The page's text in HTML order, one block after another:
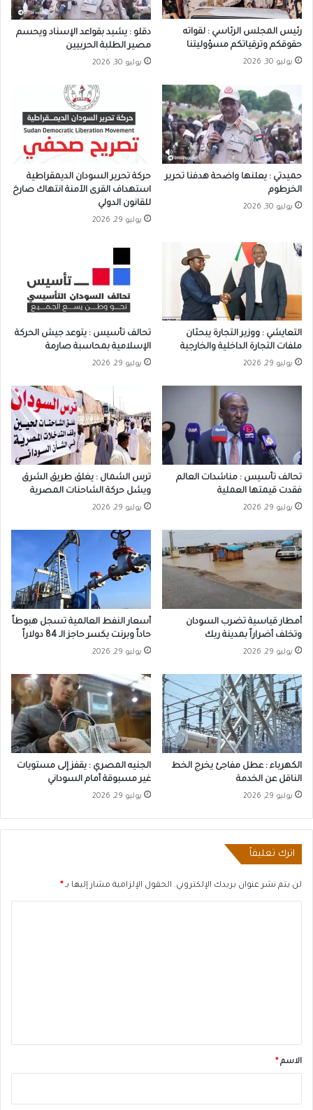
رئيس المجلس الرئاسي : لقواته
حقوقكم وترقياتكم مسؤوليتنا
يوليو 30, 2026
دقلو : يشيد بقواعد الإسناد ويحسم
مصير الطلبة الحربيين
يوليو 30, 2026
حميدتي : يعلنها واضحة هدفنا تحرير
الخرطوم
يوليو 30, 2026
حركة تحرير السودان الديمقراطية
استهداف القرى الآمنة انتهاك صارخ
للقانون الدولي
يوليو 29, 2026
التعايشي : ووزير التجارة يبحثان
ملفات التجارة الداخلية والخارجية
يوليو 29, 2026
تحالف تأسيس : يتوعد جيش الحركة
الإسلامية بمحاسبة صارمة
يوليو 29, 2026
تحالف تأسيس : مناشدات العالم
فقدت قيمتها العملية
يوليو 29, 2026
ترس الشمال : يغلق طريق الشرق
ويشل حركة الشاحنات المصرية
يوليو 29, 2026
أمطار قياسية تضرب السودان
وتخلف أضراراً بمدينة ربك
يوليو 29, 2026
أسعار النفط العالمية تسجل هبوطاً
حاداً وبرنت يكسر حاجز الـ 84 دولاراً
يوليو 29, 2026
الكهرباء : عطل مفاجئ يخرج الخط
الناقل عن الخدمة
يوليو 29, 2026
الجنيه المصري : يقفز إلى مستويات
غير مسبوقة أمام السوداني
يوليو 29, 2026
اترك تعليقاً
لن يتم نشر عنوان بريدك الإلكتروني. الحقول الإلزامية مشار إليها بـ*
*الاسم*